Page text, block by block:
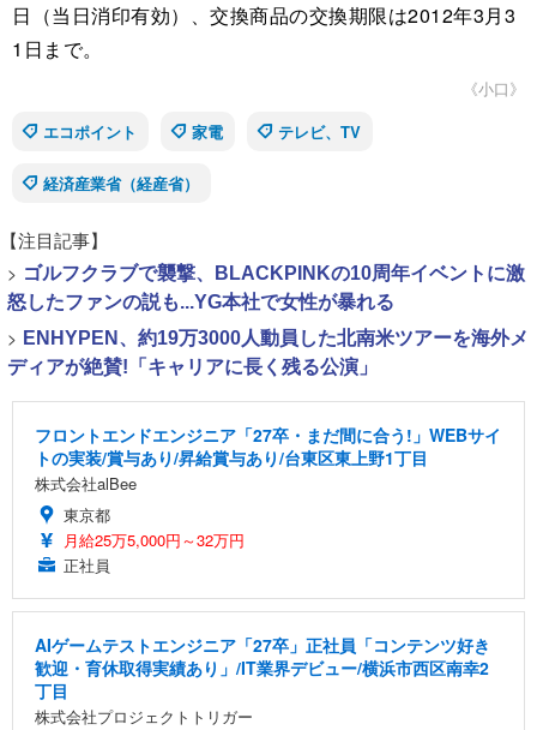
日（当日消印有効）、交換商品の交換期限は2012年3月3
1日まで。
《小口》
エコポイント
家電 テレビ、TV
経済産業省（経産省）
【注目記事】
> ゴルフクラブで襲撃、BLACKPINKの10周年イベントに激
怒したファンの説も...YG本社で女性が暴れる
> ENHYPEN、約19万3000人動員した北南米ツアーを海外メ
ディアが絶賛!「キャリアに長く残る公演」
フロントエンドエンジニア「27卒・まだ間に合う!」WEBサイ
トの実装/賞与あり/昇給賞与あり/台東区東上野1丁目
株式会社alBee
東京都
月給25万5,000円～32万円
正社員
AIゲームテストエンジニア「27卒」正社員「コンテンツ好き
歓迎・育休取得実績あり」/IT業界デビュー/横浜市西区南幸2
丁目
株式会社プロジェクトトリガー